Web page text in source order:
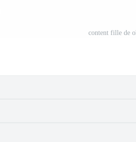
content fille de